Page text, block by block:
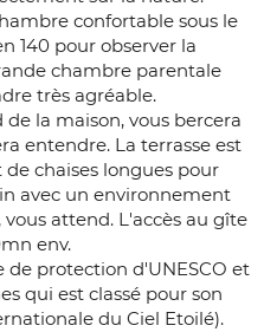
confortable sous le
140 pour observer la
chambre parentale
très agréable.
la maison, vous bercera
entendre. La terrasse est
chaises longues pour
avec un environnement
attend. L'accès au gîte
env.
de protection d'UNESCO et
qui est classé pour son
du Ciel Etoilé).